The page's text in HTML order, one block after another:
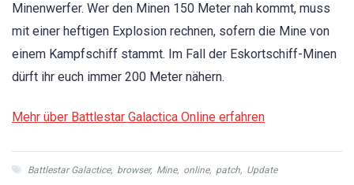
Minenwerfer. Wer den Minen 150 Meter nah kommt, muss
mit einer heftigen Explosion rechnen, sofern die Mine von
einem Kampfschiff stammt. Im Fall der Eskortschiff-Minen
dürft ihr euch immer 200 Meter nähern.
Mehr über Battlestar Galactica Online erfahren
Battlestar Galactice, browser, Mine, online, patch, Update